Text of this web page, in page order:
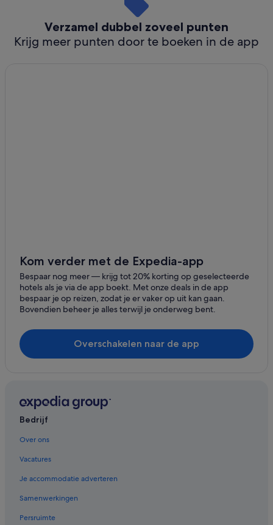
Verzamel dubbel zoveel punten
Krijg meer punten door te boeken in de app
Kom verder met de Expedia-app
Bespaar nog meer ― krijg tot 20% korting op geselecteerde
hotels als je via de app boekt. Met onze deals in de app
bespaar je op reizen, zodat je er vaker op uit kan gaan.
Bovendien beheer je alles terwijl je onderweg bent.
Overschakelen naar de app
Bedrijf
Over ons
Vacatures
Je accommodatie adverteren
Samenwerkingen
Persruimte